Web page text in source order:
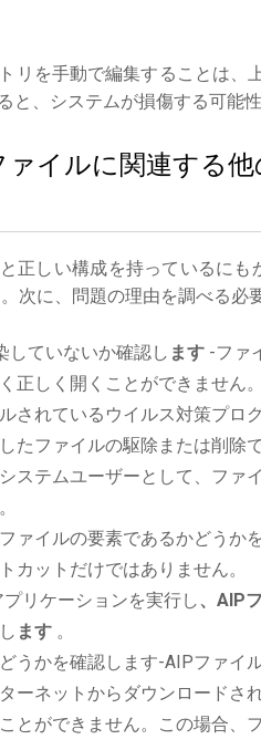
リを手動で編集することは、
と、システムが損傷する可能性
ァイルに関連する
正しい構成を持っているにも
。次に、問題の理由を調べる必
していないか確認し ます -ファ
正しく開くことができません
されているウイルス対策プロ
たファイルの駆除または削除で
ステムユーザーとして、ファ
ァイルの要素であるかどうか
カットだけではありません。
リケーションを実行し、AIP
ます 。
うかを確認します-AIPファイ
ーネットからダウンロードさ
とができません。この場合、